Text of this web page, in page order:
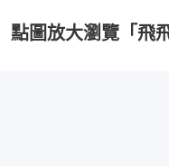
點圖放大瀏覽「飛